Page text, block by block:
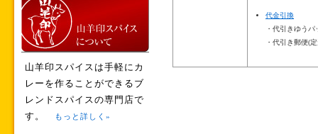
代金引換
・代引きゆうパ
・代引き郵便(
山羊印スパイスは手軽にカ
レーを作ることができるブ
レンドスパイスの専門店で
す。
もっと詳しく»